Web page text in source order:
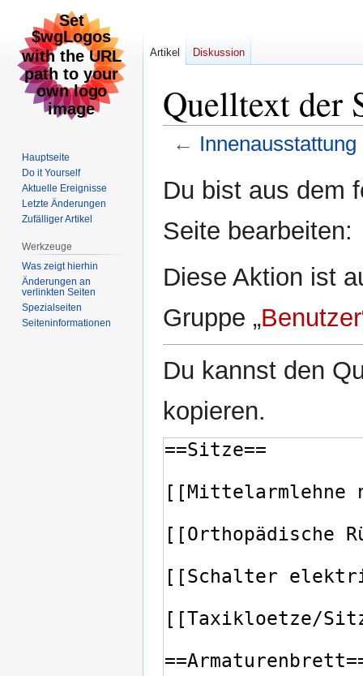
Quelltext der
← Innenausstattung
Navigation
Suche
Du bist aus dem
Seite bearbeiten:
Diese Aktion ist
Gruppe „Benutzer
Du kannst den
kopieren.
Artikel Diskussion
Hauptseite
Do it Yourself
Aktuelle Ereignisse
Letzte Änderungen
Zufälliger Artikel
Werkzeuge
Was zeigt hierhin
Änderungen an
verlinkten Seiten
Spezialseiten
Seiten­informationen